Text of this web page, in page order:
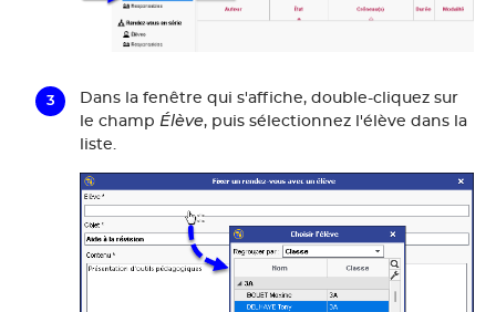
Dans la fenêtre qui s'affiche, double-cliquez sur
le champ Élève, puis sélectionnez l'élève dans la
liste.